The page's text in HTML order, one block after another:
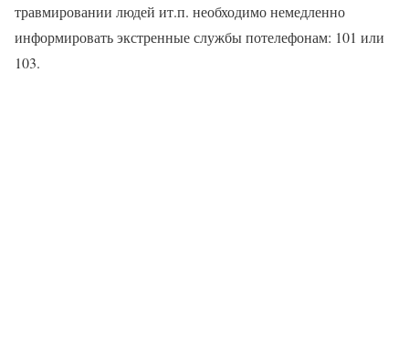
травмировании людей ит.п. необходимо немедленно
информировать экстренные службы потелефонам: 101 или
103.